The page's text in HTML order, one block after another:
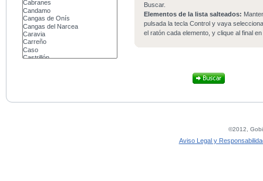
Buscar.
Elementos de la lista salteados:
pulsada la tecla Control y vaya
el ratón cada elemento, y clique al final
©2012,
Aviso Legal y